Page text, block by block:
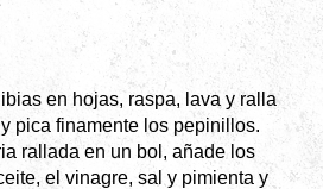
en hojas, raspa, lava y ralla
pica finamente los pepinillos.
rallada en un bol, añade los
el vinagre, sal y pimienta y